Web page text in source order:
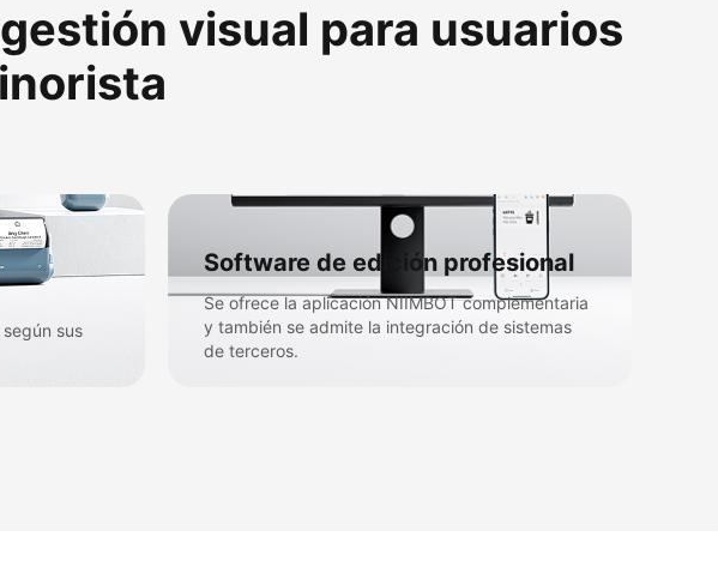
visual para usuarios
sus
Software de edición profesional​
Se ofrece la aplicación NIIMBOT complementaria
y también se admite la integración de sistemas
de terceros.​